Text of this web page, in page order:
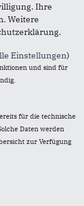
um die
zu
und dass es
Ihre
Weitere
Einstellungen)
und sind für
für die technische
Daten werden
zur Verfügung